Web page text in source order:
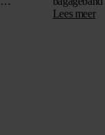
overstap…
Lees meer